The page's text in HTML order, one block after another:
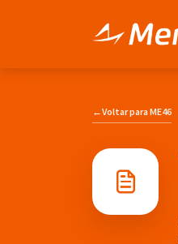
←Voltar para ME46